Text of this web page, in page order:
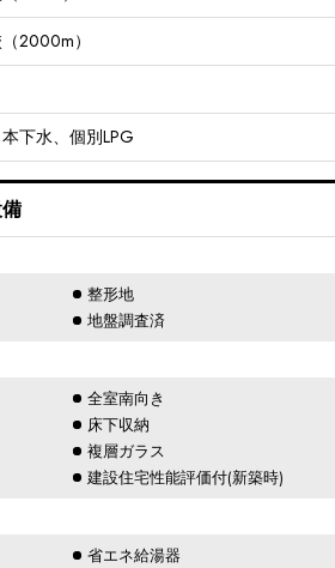
2000m）
下水、個別LPG
整形地
地盤調査済
全室南向き
床下収納
複層ガラス
建設住宅性能評価付(新築時)
省エネ給湯器